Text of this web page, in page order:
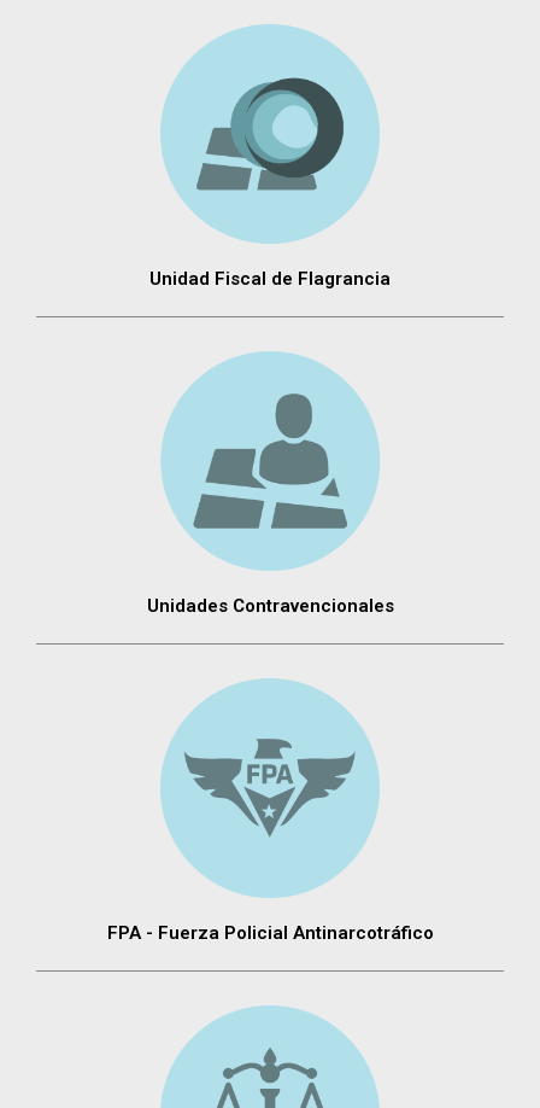
Unidad Fiscal de Flagrancia
Unidades Contravencionales
FPA - Fuerza Policial Antinarcotráfico